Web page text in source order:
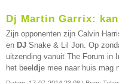
Dj Martin Garrix:
Zijn opponenten zijn Calvin
en DJ Snake & Lil Jon. Op
uitzending vanuit The Forum in
het beel dje mee naar huis mag